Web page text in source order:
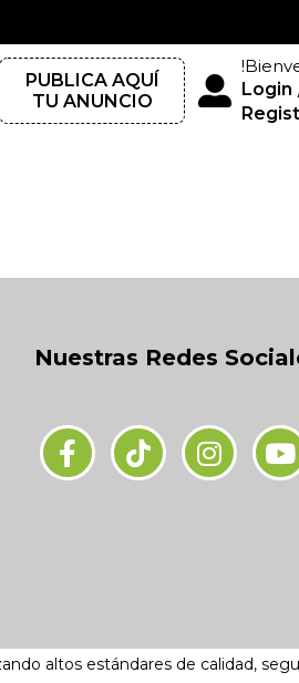
PUBLICA AQUÍ
TU ANUNCIO
Login
Nuestras Redes
altos estándares de calidad,